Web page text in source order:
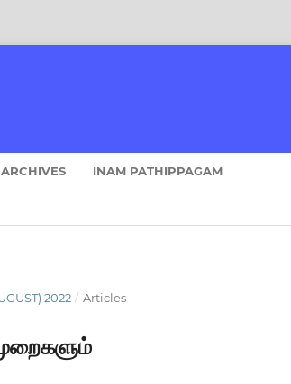
ARCHIVES INAM PATHIPPAGAM
2022 / Articles